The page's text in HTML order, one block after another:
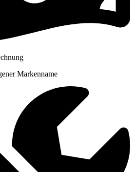
Markenname